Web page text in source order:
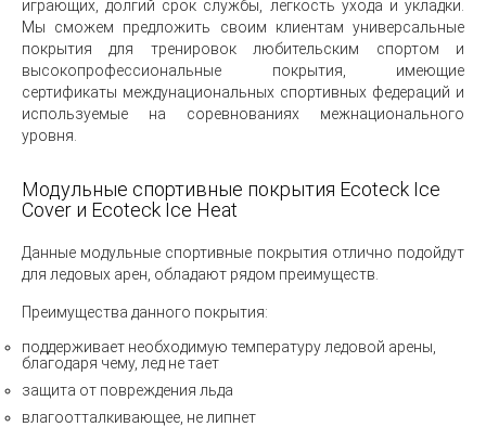
играющих, долгий срок службы, легкость ухода и укладки.
Мы сможем предложить своим клиентам универсальные
покрытия для тренировок любительским спортом и
высокопрофессиональные покрытия, имеющие
сертификаты междунациональных спортивных федераций и
используемые на соревнованиях межнационального
уровня.
Модульные спортивные покрытия Ecoteck Ice
Cover и Ecoteck Ice Heat
Данные модульные спортивные покрытия отлично подойдут
для ледовых арен, обладают рядом преимуществ.
Преимущества данного покрытия:
поддерживает необходимую температуру ледовой арены,
благодаря чему, лед не тает
защита от повреждения льда
влагоотталкивающее, не липнет